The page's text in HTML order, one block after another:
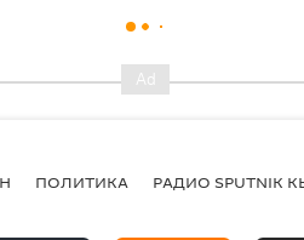
ПОЛИТИКА РАДИО SPUTNIK